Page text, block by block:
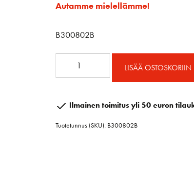
Autamme mielellämme!
B300802B
Hunsvotilla
LISÄÄ OSTOSKORIIN
Ilmainen toimitus yli 50 euron
Tuotetunnus (SKU): B300802B